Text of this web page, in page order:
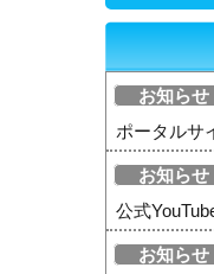
お知らせ
ポータルサ
お知らせ
公式
お知らせ